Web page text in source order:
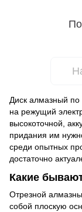
Диск алмазный по
на режущий
высокоточной,
придания им
среди опытных
достаточно
Какие
Отрезной
собой плоскую